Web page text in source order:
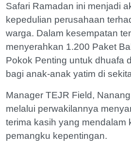
Safari Ramadan ini menjadi
kepedulian perusahaan
warga. Dalam kesempatan
menyerahkan 1.200 Paket
Pokok Penting untuk dhuafa
bagi anak-anak yatim di
Manager TEJR Field,
melalui perwakilannya
terima kasih yang mendalam
pemangku kepentingan.